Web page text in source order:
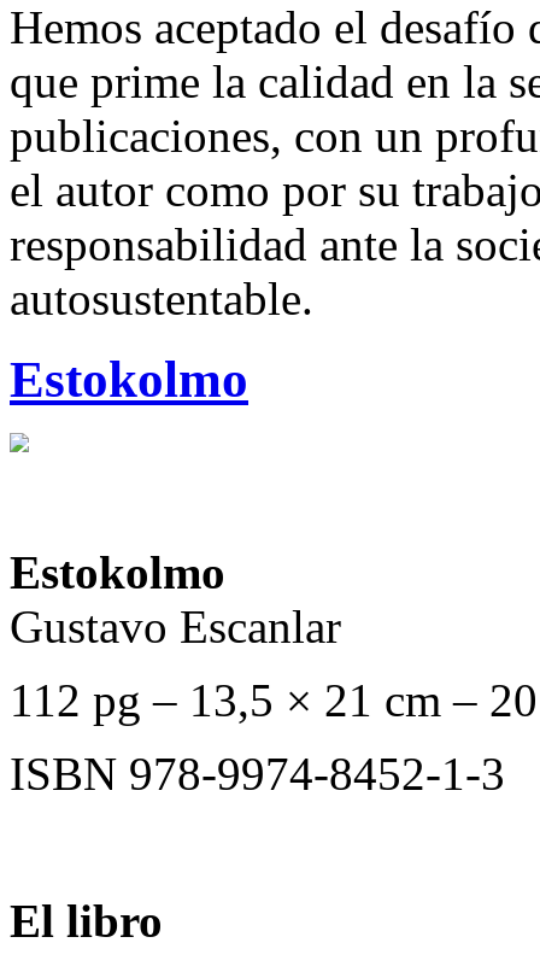
Hemos aceptado el
que prime la calidad en la
publicaciones, con un
el autor como por su
responsabilidad ante la
autosustentable.
Estokolmo
Estokolmo
Gustavo Escanlar
112 pg – 13,5 × 21 cm –
ISBN 978-9974-8452-1-3
El libro